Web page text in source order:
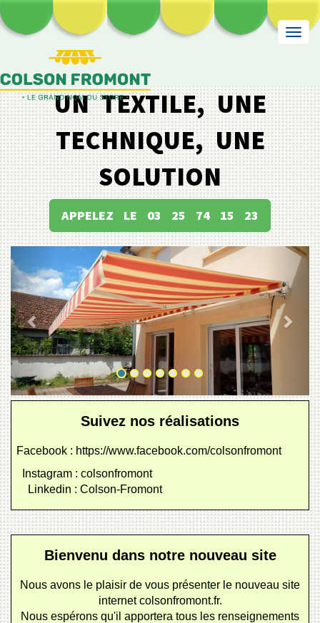
UN TEXTILE, UNE
TECHNIQUE, UNE
SOLUTION
APPELEZ LE 03 25 74 15 23
Next
Suivez nos réalisations
Facebook : https://www.facebook.com/colsonfromont
Instagram : colsonfromont
Linkedin : Colson-Fromont
Bienvenu dans notre nouveau site
Nous avons le plaisir de vous présenter le nouveau site
internet colsonfromont.fr.
Nous espérons qu'il apportera tous les renseignements